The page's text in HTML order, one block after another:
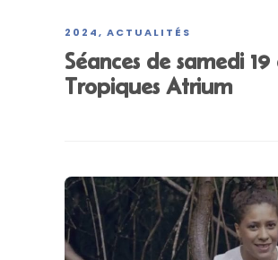
2024 , ACTUALITÉS
Séances de samedi
Tropiques Atrium